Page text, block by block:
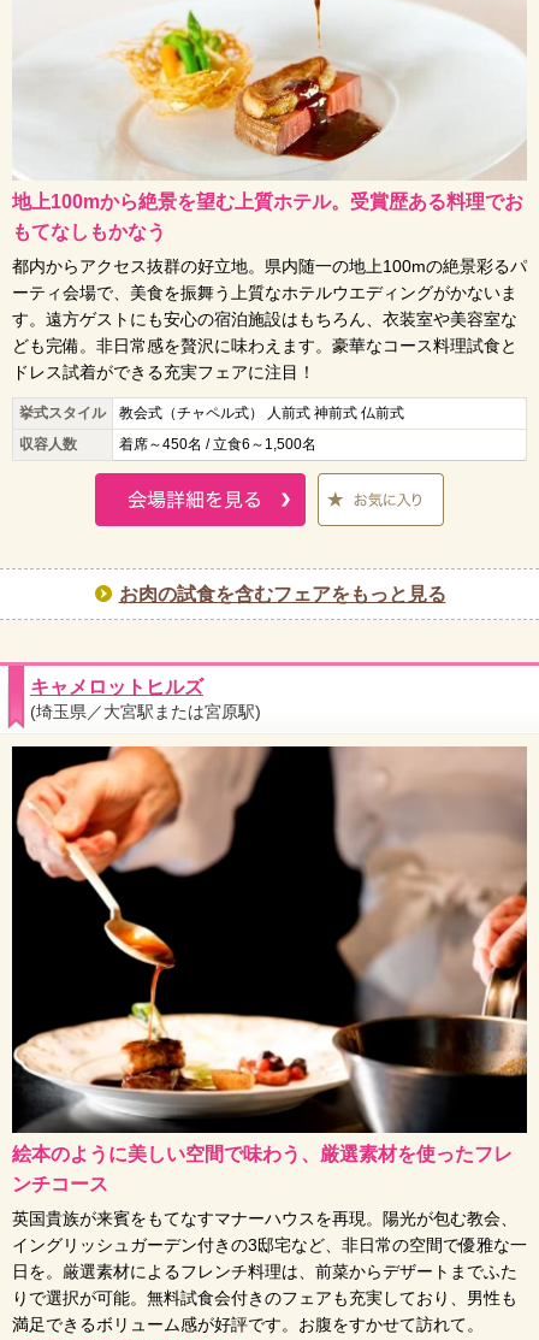
地上100mから絶景を望む上質ホテル。受賞歴ある料理でお
もてなしもかなう
都内からアクセス抜群の好立地。県内随一の地上100mの絶景彩るパ
ーティ会場で、美食を振舞う上質なホテルウエディングがかないま
す。遠方ゲストにも安心の宿泊施設はもちろん、衣装室や美容室な
ども完備。非日常感を贅沢に味わえます。豪華なコース料理試食と
ドレス試着ができる充実フェアに注目！
挙式スタイル
教会式（チャペル式） 人前式 神前式 仏前式
収容人数
着席～450名 / 立食6～1,500名
お肉の試食を含むフェアをもっと見る
キャメロットヒルズ
(埼玉県／大宮駅または宮原駅)
絵本のように美しい空間で味わう、厳選素材を使ったフレ
ンチコース
英国貴族が来賓をもてなすマナーハウスを再現。陽光が包む教会、
イングリッシュガーデン付きの3邸宅など、非日常の空間で優雅な一
日を。厳選素材によるフレンチ料理は、前菜からデザートまでふた
りで選択が可能。無料試食会付きのフェアも充実しており、男性も
満足できるボリューム感が好評です。お腹をすかせて訪れて。